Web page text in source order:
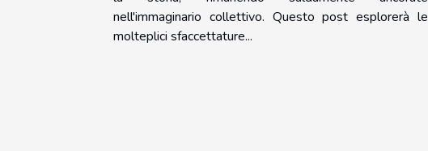
nell'immaginario collettivo. Questo post esplorerà le
molteplici sfaccettature...